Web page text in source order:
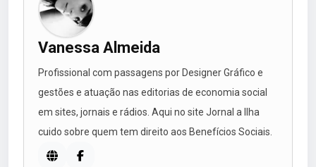
Vanessa Almeida
Profissional com passagens por Designer Gráfico e
gestões e atuação nas editorias de economia social
em sites, jornais e rádios. Aqui no site Jornal a Ilha
cuido sobre quem tem direito aos Benefícios Sociais.